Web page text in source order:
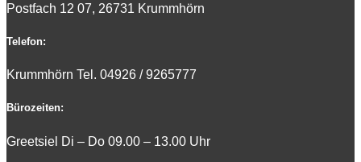
Postfach 12 07, 26731 Krummhörn
Telefon:
Krummhörn Tel. 04926 / 9265777
Bürozeiten:
Greetsiel Di – Do 09.00 – 13.00 Uhr